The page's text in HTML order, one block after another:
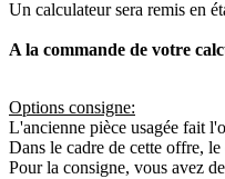
Un calculateur sera remis en
A la commande de votre
Options consigne:
L'ancienne pièce usagée fait
Dans le cadre de cette offre,
Pour la consigne, vous avez